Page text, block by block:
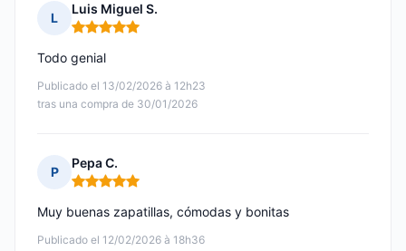
L
Luis Miguel S.
Nota: 5 de 5
Publicado el 13/02/2026 à 12h23
tras una compra de 30/01/2026
Todo genial
P
Pepa C.
Nota: 5 de 5
Publicado el 12/02/2026 à 18h36
Muy buenas zapatillas, cómodas y bonitas